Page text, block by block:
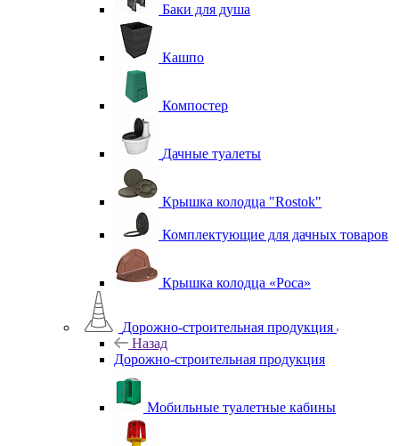
Баки для душа
Кашпо
Компостер
Дачные туалеты
Крышка колодца "Rostok"
Комплектующие для дачных товаров
Крышка колодца «Роса»
Дорожно-строительная продукция
Назад
Дорожно-строительная продукция
Мобильные туалетные кабины